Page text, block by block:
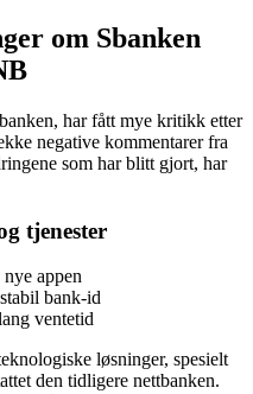
om Sbanken
har fått mye kritikk etter
negative kommentarer fra
som har blitt gjort, har
tjenester
appen
bank-id
ventetid
løsninger, spesielt
den tidligere nettbanken.